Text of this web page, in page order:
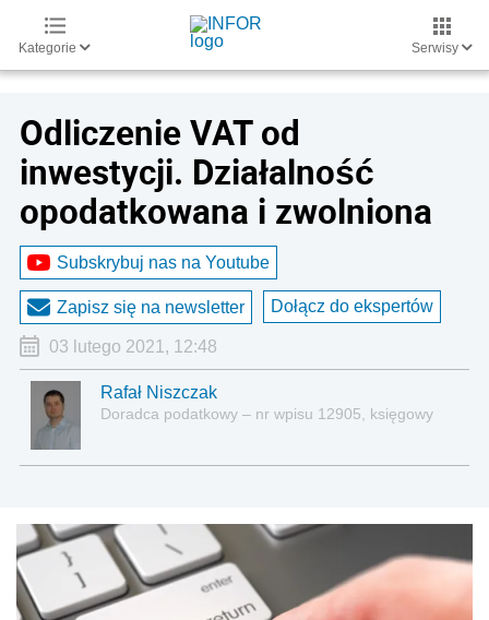
Kategorie Serwisy
Odliczenie VAT od
inwestycji. Działalność
opodatkowana i zwolniona
Subskrybuj nas na Youtube
Zapisz się na newsletter Dołącz do ekspertów
03 lutego 2021, 12:48
Rafał Niszczak
Doradca podatkowy – nr wpisu 12905, księgowy